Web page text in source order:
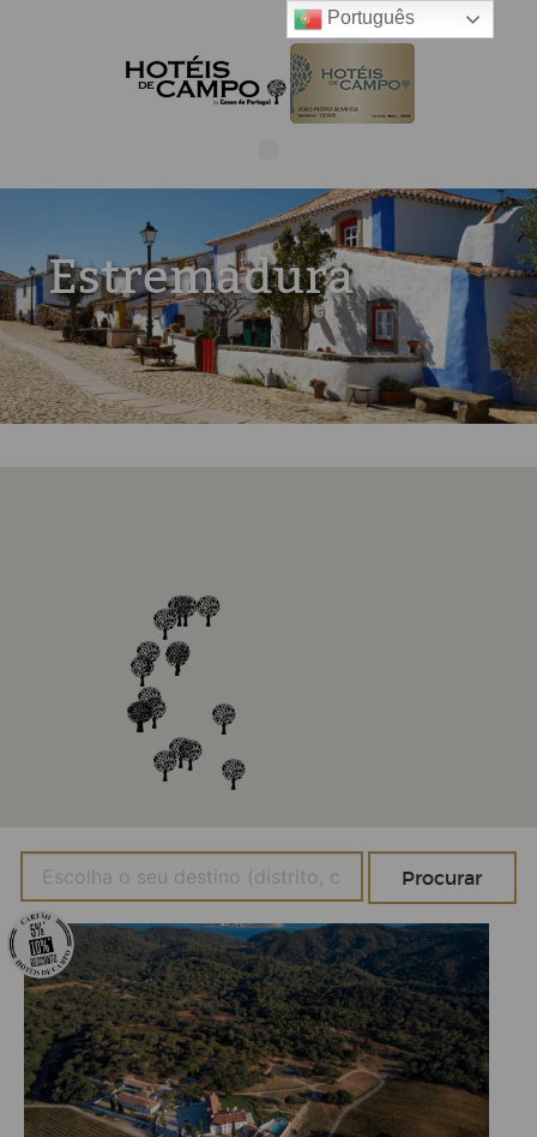
Estremadura
Português